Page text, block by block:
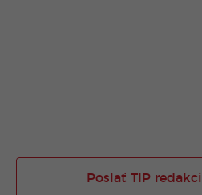
Poslať TIP